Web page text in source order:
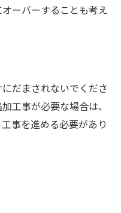
ーバーすることも考え
だまされないでくださ
工事が必要な場合は、
事を進める必要があり